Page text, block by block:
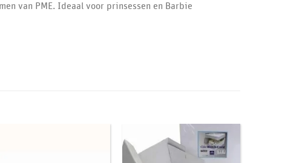
van PME. Ideaal voor prinsessen en Barbie